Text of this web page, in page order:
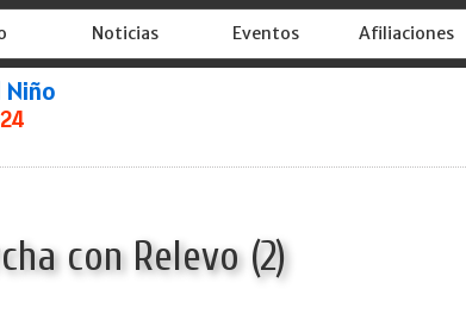
Noticias Eventos Afiliaciones
con Relevo (2)